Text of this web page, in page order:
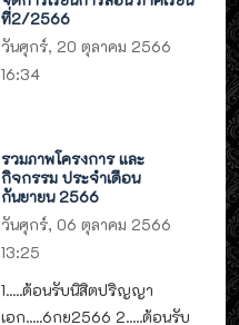
ที่2/2566
วันศุกร์, 20 ตุลาคม 2566
16:34
รวมภาพโครงการ และ
กิจกรรม ประจำเดือน
กันยายน 2566
วันศุกร์, 06 ตุลาคม 2566
13:25
1.....ต้อนรับนิสิตปริญญา
เอก.....6กย2566 2.....ต้อนรับ